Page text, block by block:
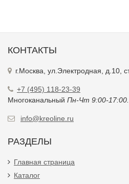
КОНТАКТЫ
г.Москва, ул.Электродная, д.10,
+7 (495) 118-23-39
Многоканальный Пн-Чт 9:00-
info@kreoline.ru
РАЗДЕЛЫ
Главная страница
Каталог